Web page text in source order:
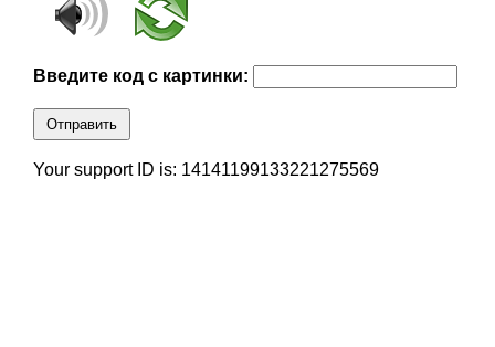
Введите код с картинки:
Отправить
Your support ID is: 14141199133221275569